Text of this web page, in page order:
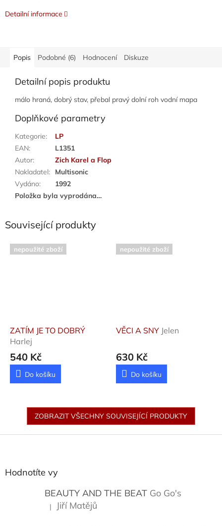
Detailní informace
Popis Podobné (6) Hodnocení Diskuze
Detailní popis produktu
málo hraná, dobrý stav, přebal pravý dolní roh vodní mapa
Doplňkové parametry
Kategorie:
LP
EAN:
L1351
Autor:
Zich Karel a Flop
Nakladatel:
Multisonic
Vydáno:
1992
Položka byla vyprodána…
Související produkty
nepoužité zboží
ZATÍM JE TO DOBRÝ
Harlej
540 Kč
Do košíku
nepoužité zboží
VĚCI A SNY Jelen
630 Kč
Do košíku
ZOBRAZIT VŠECHNY SOUVISEJÍCÍ PRODUKTY
Hodnotíte vy
BEAUTY AND THE BEAT Go Go's
Hodnocení produktu je 5 z 5 hvězdiček.
| Jiří Matějů